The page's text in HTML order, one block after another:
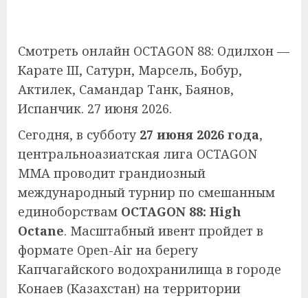
Смотреть онлайн OCTAGON 88: Одилхон —
Карате III, Сатурн, Марсель, Бобур,
Актилек, Самандар Танк, Баянов,
Испанчик. 27 июня 2026.
Сегодня, в субботу 27 июня 2026 года,
центральноазиатская лига OCTAGON
MMA проводит грандиозный
международный турнир по смешанным
единоборствам OCTAGON 88: High
Octane. Масштабный ивент пройдет в
формате Open-Air на берегу
Капчагайского водохранилища в городе
Конаев (Казахстан) на территории